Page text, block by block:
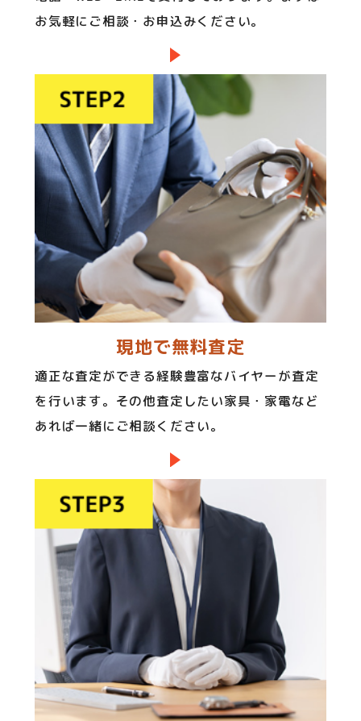
お気軽にご相談・お申込みください。
現地で無料査定
適正な査定ができる経験豊富なバイヤーが査定
を行います。その他査定したい家具・家電など
あれば一緒にご相談ください。